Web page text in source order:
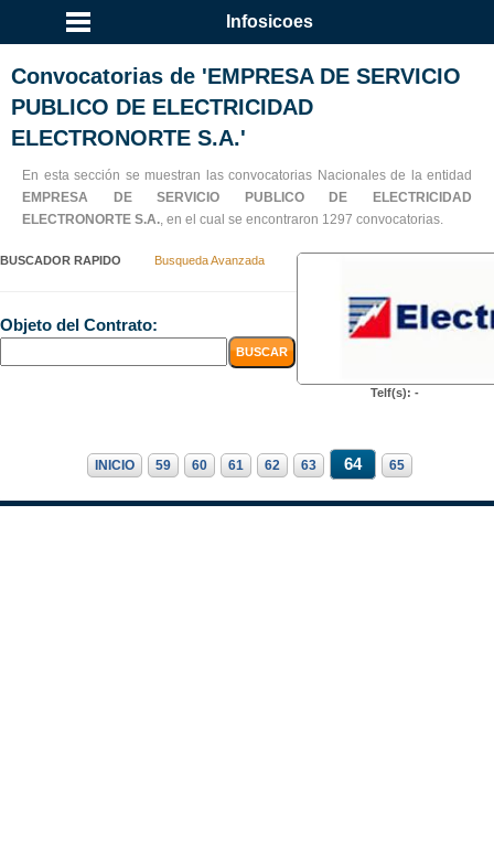
Infosicoes
Convocatorias de 'EMPRESA DE SERVICIO
PUBLICO DE ELECTRICIDAD
ELECTRONORTE S.A.'
En esta sección se muestran las convocatorias Nacionales de la entidad
EMPRESA DE SERVICIO PUBLICO DE ELECTRICIDAD
ELECTRONORTE S.A., en el cual se encontraron 1297 convocatorias.
BUSCADOR RAPIDO Busqueda Avanzada
Objeto del Contrato:
Telf(s): -
INICIO 59 60 61 62 63 64 65